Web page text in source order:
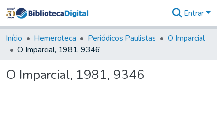
&
Coleções
Tudo na
Digital
Entrar
Início Hemeroteca Periódicos Paulistas
O Imparcial
O Imparcial, 1981, 9346
O Imparcial, 1981, 9346